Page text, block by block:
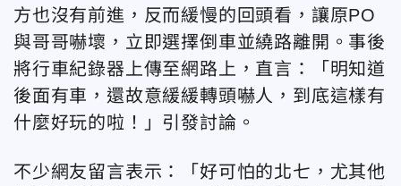
方也沒有前進，反而緩慢的回頭看，讓原PO
與哥哥嚇壞，立即選擇倒車並繞路離開。事後
將行車紀錄器上傳至網路上，直言：「明知道
後面有車，還故意緩緩轉頭嚇人，到底這樣有
什麼好玩的啦！」引發討論。
不少網友留言表示：「好可怕的北七，尤其他